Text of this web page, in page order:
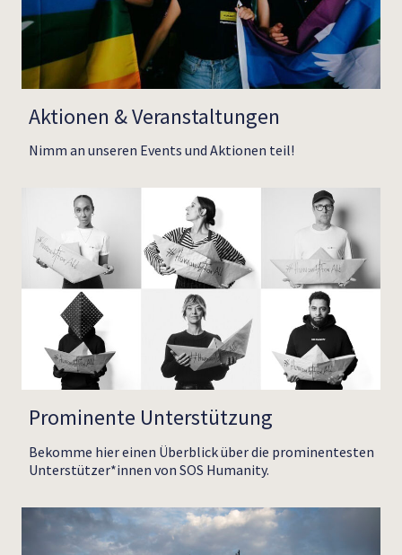
Aktionen & Veranstaltungen
Nimm an unseren Events und Aktionen teil!
Prominente Unterstützung
Bekomme hier einen Überblick über die prominentesten
Unterstützer*innen von SOS Humanity.